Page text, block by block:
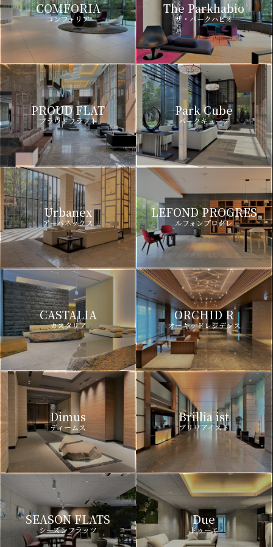
COMFORIA
コンフォリア
The Parkhabio
ザ・パークハビオ
PROUD FLAT
プラウドフラット
Park Cube
パークキューブ
Urbanex
アーバネックス
LEFOND PROGRES
ルフォンプログレ
CASTALIA
カスタリア
ORCHID R
オーキッドレジデンス
Dimus
ディームス
Brillia ist
ブリリアイスト
SEASON FLATS
シーズンフラッツ
Due
ドゥーエ